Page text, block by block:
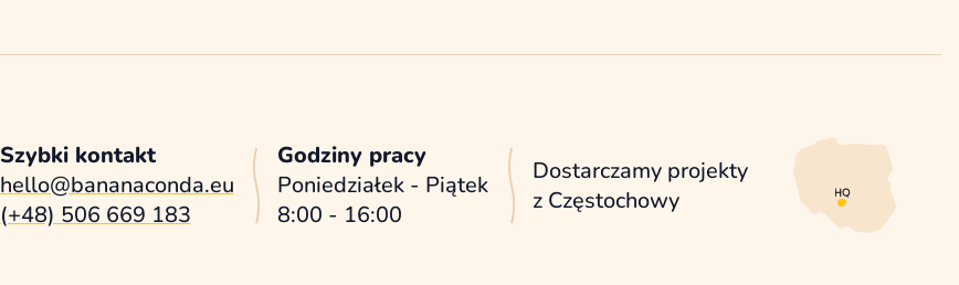
Szybki kontakt
hello@bananaconda.eu
(+48) 506 669 183
Godziny pracy
Poniedziałek - Piątek
8:00 - 16:00
Dostarczamy projekty
z Częstochowy